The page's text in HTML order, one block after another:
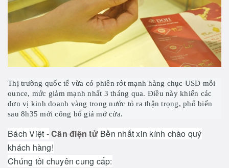
Thị trường quốc tế vừa có phiên rớt mạnh hàng chục USD mỗi
ounce, mức giảm mạnh nhất 3 tháng qua. Điều này khiến các
đơn vị kinh doanh vàng trong nước tỏ ra thận trọng, phổ biến
sau 8h35 mới công bố giá mở cửa.
Bách Việt -Cân điện tửBền nhất xin kính chào quý
khách hàng!
Chúng tôi chuyên cung cấp: